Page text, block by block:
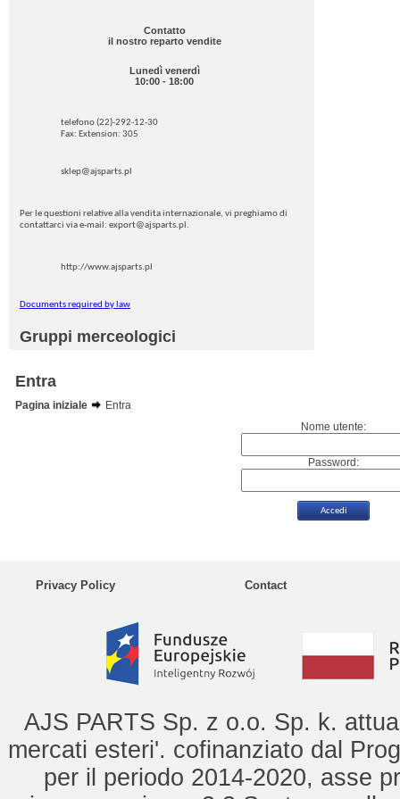
Contatto
il nostro reparto vendite
Lunedì venerdì
10:00 - 18:00
telefono (22)-292-12-30
Fax: Extension: 305
sklep@ajsparts.pl
Per le questioni relative alla vendita internazionale, vi preghiamo di
contattarci via e-mail: export@ajsparts.pl.
http://www.ajsparts.pl
Documents required by law
Gruppi merceologici
Entra
Pagina iniziale
Entra
Nome utente:
Password:
Privacy Policy Contact
AJS PARTS Sp. z o.o. Sp. k.
mercati esteri'. cofinanziato dal
per il periodo 2014-2020, asse